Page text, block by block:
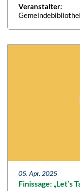
Veranstalter:
05. Apr. 2025
Finissage: „Let’s